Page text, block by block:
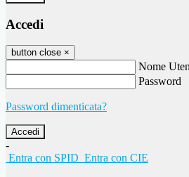
Accedi
button close ×
Nome
Password
Password dimenticata?
-
Entra con SPID Entra con CIE